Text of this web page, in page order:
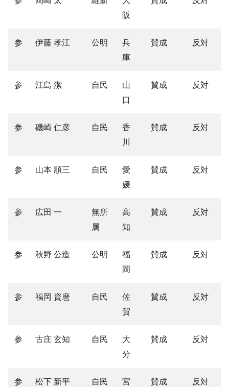
阪
参 伊藤 孝江 公明
兵
庫
賛成 反対
参 江島 潔 自民
山
口
賛成 反対
参 磯崎 仁彦 自民
香
川
賛成 反対
参 山本 順三 自民
愛
媛
賛成 反対
参 広田 一
無所
属
高
知
賛成 反対
参 秋野 公造 公明
福
岡
賛成 反対
参 福岡 資麿 自民
佐
賀
賛成 反対
参 古庄 玄知 自民
大
分
賛成 反対
参 松下 新平 自民
宮
賛成 反対